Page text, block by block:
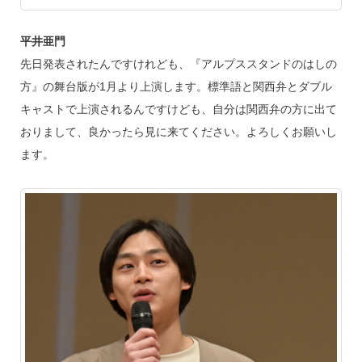
平井亜門
先日発表されたんですけれども、『アルプススタンドのはしの
方』の舞台版が1月より上演します。標準語と関西弁とダブル
キャストで上演されるんですけども、自分は関西弁の方に出て
おりまして、良かったら見に来てください。よろしくお願いし
ます。